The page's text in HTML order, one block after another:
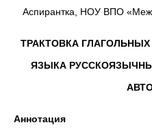
Аспирантка, НОУ ВПО
ТРАКТОВКА
ЯЗЫКА
Аннотация